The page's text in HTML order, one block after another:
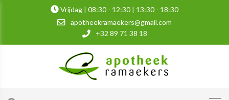
Vrijdag | 08:30 - 12:30 | 13:30 - 18:30
apotheekramaekers@gmail.com
+32 89 71 38 18